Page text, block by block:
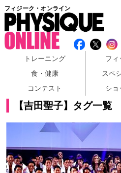
フィジーク・オンライン
トレーニング
フィ
食・健康
スペ
コンテスト
ショ
【吉田聖子】タグ一覧